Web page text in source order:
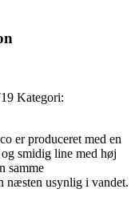
Kategori:
er produceret med en
smidig line med høj
samme
næsten usynlig i vandet.